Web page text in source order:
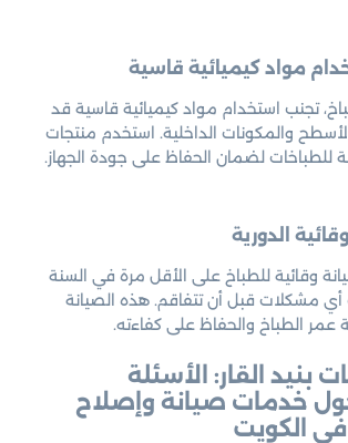
تجنب استخدام مواد كيميائية قاسية قد
والمكونات الداخلية. استخدم منتجات
لضمان الحفاظ على جودة الجهاز.
وقائية للطباخ على الأقل مرة في السنة
مشكلات قبل أن تتفاقم. هذه الصيانة
عمر الطباخ والحفاظ على كفاءته.
بنيد القار: الأسئلة
خدمات صيانة وإصلاح
في الكويت